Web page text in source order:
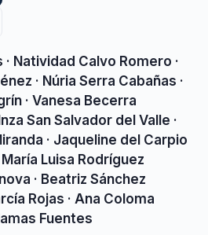
· Natividad Calvo Romero ·
· Núria Serra Cabañas ·
· Vanesa Becerra
San Salvador del Valle ·
· Jaqueline del Carpio
María Luisa Rodríguez
· Beatriz Sánchez
Rojas · Ana Coloma
Fuentes